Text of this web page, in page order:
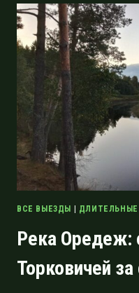
ДНЯ
К
УСТЬЮ
РЕКИ
ОРЕДЕЖ
ВСЕ ВЫЕЗДЫ | ДЛИТЕЛЬНЫЕ
Река
Торковичей